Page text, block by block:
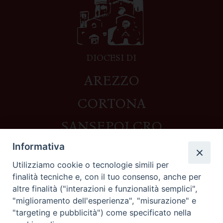
DIOCESI DI
AREZZO
CORTONA
SANSEPOLCRO
Contatti
Piazza del Duomo,1 - 52100 Arezzo
segreteria@diocesi.arezzo.it
Informativa privacy
Informativa
Utilizziamo cookie o tecnologie simili per
finalità tecniche e, con il tuo consenso, anche per
altre finalità ("interazioni e funzionalità semplici",
"miglioramento dell'esperienza", "misurazione" e
"targeting e pubblicità") come specificato nella